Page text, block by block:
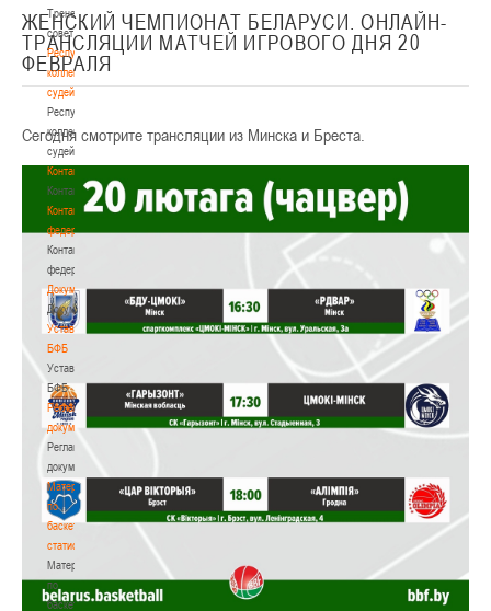
Тренерский
совет
Республиканская
коллегия
судей
Республиканская
коллегия
судей
Контакты
Контакты
Контакты
федерации
Контакты
федерации
Документы
Документы
Устав
БФБ
Устав
БФБ
Регламентирующие
документы
Регламентирующие
документы
Материалы
по
баскетбольной
статистике
Материалы
по
баскетбольной
ЖЕНСКИЙ ЧЕМПИОНАТ БЕЛАРУСИ. ОНЛАЙН-
ТРАНСЛЯЦИИ МАТЧЕЙ ИГРОВОГО ДНЯ 20
ФЕВРАЛЯ
Сегодня смотрите трансляции из Минска и Бреста.